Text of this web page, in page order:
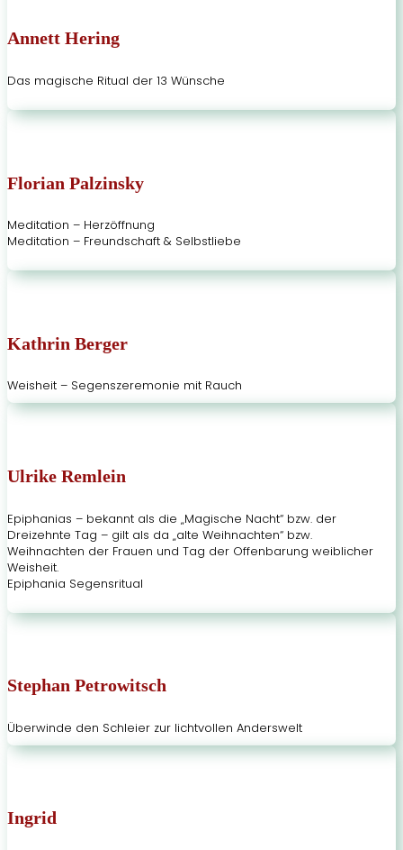
Annett Hering
Das magische Ritual der 13 Wünsche
Florian Palzinsky
Meditation – Herzöffnung
Meditation – Freundschaft & Selbstliebe
Kathrin Berger
Weisheit – Segenszeremonie mit Rauch
Ulrike Remlein
Epiphanias – bekannt als die „Magische Nacht“ bzw. der
Dreizehnte Tag – gilt als da „alte Weihnachten“ bzw.
Weihnachten der Frauen und Tag der Offenbarung weiblicher
Weisheit.
Epiphania Segensritual
Stephan Petrowitsch
Überwinde den Schleier zur lichtvollen Anderswelt
Ingrid